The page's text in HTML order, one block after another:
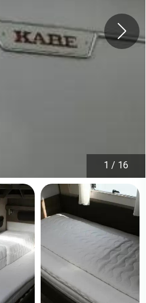
1 / 16